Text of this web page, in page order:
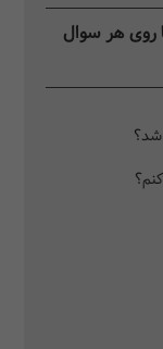
روی هر سوال
شد؟